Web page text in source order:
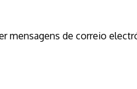
mensagens de correio